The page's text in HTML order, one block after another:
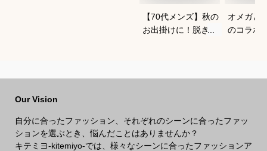
【70代メンズ】秋の
お出掛けに！脱ぎ着
オメガと
のコラボ
Our Vision
自分に合ったファッション、それぞれのシーンに合ったファッ
ションを選ぶとき、悩んだことはありませんか？
キテミヨ-kitemiyo-では、様々なシーンに合ったファッションア